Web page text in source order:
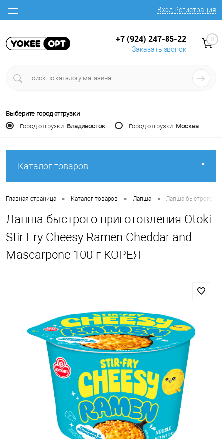
Вход Регистрация
+7 (924) 247-85-22
Заказать звонок
0
Выберите город отгрузки
Город отгрузки: Владивосток Город отгрузки: Москва
Каталог товаров
Главная страница • Каталог товаров • Лапша • Лапша быстрого
Лапша быстрого приготовления Otoki
Stir Fry Cheesy Ramen Cheddar and
Mascarpone 100 г КОРЕЯ